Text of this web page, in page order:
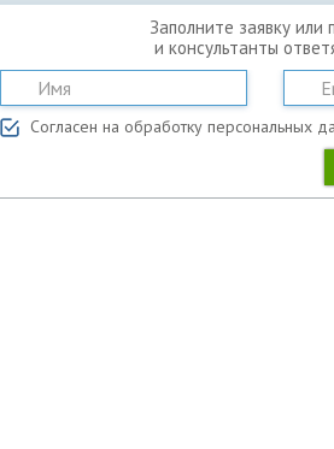
Заполните заявку
и консультанты
Согласен на обработку персональных